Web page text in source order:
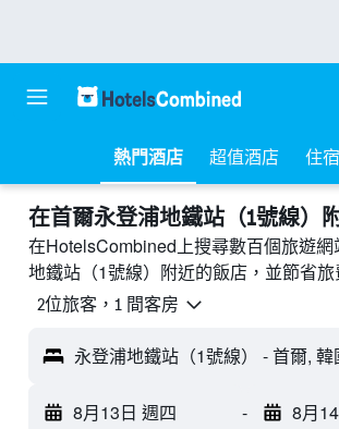
熱門酒店 超值酒店 住
在首爾永登浦地鐵站（1號線）
在HotelsCombined上搜尋數百個旅遊
地鐵站（1號線）附近的飯店，並節省旅
2位旅客，1 間客房
永登浦地鐵站（1號線） - 首爾, 韓
8月13日 週四 - 8月